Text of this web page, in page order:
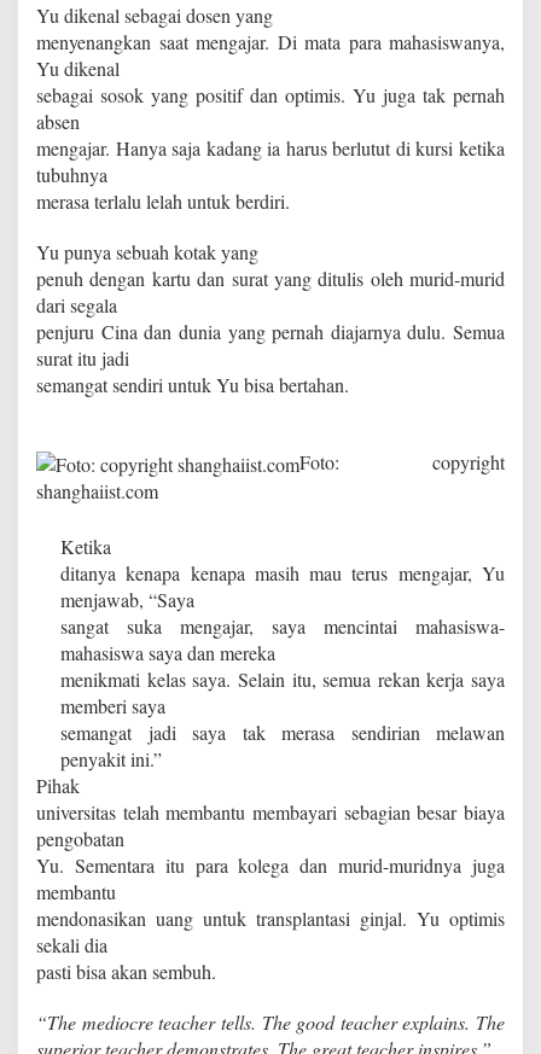
Yu dikenal sebagai dosen yang
menyenangkan saat mengajar. Di mata para mahasiswanya,
Yu dikenal
sebagai sosok yang positif dan optimis. Yu juga tak pernah
absen
mengajar. Hanya saja kadang ia harus berlutut di kursi ketika
tubuhnya
merasa terlalu lelah untuk berdiri.
Yu punya sebuah kotak yang
penuh dengan kartu dan surat yang ditulis oleh murid-murid
dari segala
penjuru Cina dan dunia yang pernah diajarnya dulu. Semua
surat itu jadi
semangat sendiri untuk Yu bisa bertahan.
Foto: copyright
shanghaiist.com
Ketika
ditanya kenapa kenapa masih mau terus mengajar, Yu
menjawab, “Saya
sangat suka mengajar, saya mencintai mahasiswa-
mahasiswa saya dan mereka
menikmati kelas saya. Selain itu, semua rekan kerja saya
memberi saya
semangat jadi saya tak merasa sendirian melawan
penyakit ini.”
Pihak
universitas telah membantu membayari sebagian besar biaya
pengobatan
Yu. Sementara itu para kolega dan murid-muridnya juga
membantu
mendonasikan uang untuk transplantasi ginjal. Yu optimis
sekali dia
pasti bisa akan sembuh.
“The mediocre teacher tells. The good teacher explains. The